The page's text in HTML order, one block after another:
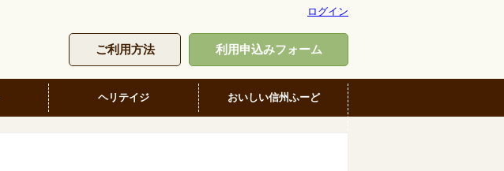
ログイン
ご利用方法 利用申込みフォーム
ヘリテイジ おいしい信州ふーど